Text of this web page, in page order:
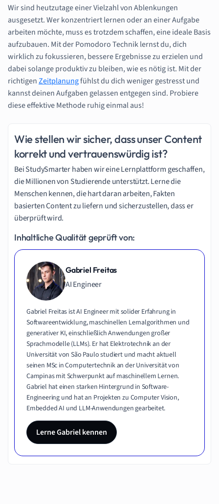
Wir sind heutzutage einer Vielzahl von Ablenkungen
ausgesetzt. Wer konzentriert lernen oder an einer Aufgabe
arbeiten möchte, muss es trotzdem schaffen, eine ideale Basis
aufzubauen. Mit der Pomodoro Technik lernst du, dich
wirklich zu fokussieren, bessere Ergebnisse zu erzielen und
dabei solange produktiv zu bleiben, wie es nötig ist. Mit der
richtigenZeitplanungfühlst du dich weniger gestresst und
kannst deinen Aufgaben gelassen entgegen sind. Probiere
diese effektive Methode ruhig einmal aus!
Wie stellen wir sicher, dass unser Content
korrekt und vertrauenswürdig ist?
Bei StudySmarter haben wir eine Lernplattform geschaffen,
die Millionen von Studierende unterstützt. Lerne die
Menschen kennen, die hart daran arbeiten, Fakten
basierten Content zu liefern und sicherzustellen, dass er
überprüft wird.
Inhaltliche Qualität geprüft von:
Gabriel Freitas
AI Engineer
Gabriel Freitas ist AI Engineer mit solider Erfahrung in
Softwareentwicklung, maschinellen Lernalgorithmen und
generativer KI, einschließlich Anwendungen großer
Sprachmodelle (LLMs). Er hat Elektrotechnik an der
Universität von São Paulo studiert und macht aktuell
seinen MSc in Computertechnik an der Universität von
Campinas mit Schwerpunkt auf maschinellem Lernen.
Gabriel hat einen starken Hintergrund in Software-
Engineering und hat an Projekten zu Computer Vision,
Embedded AI und LLM-Anwendungen gearbeitet.
Lerne Gabriel kennen